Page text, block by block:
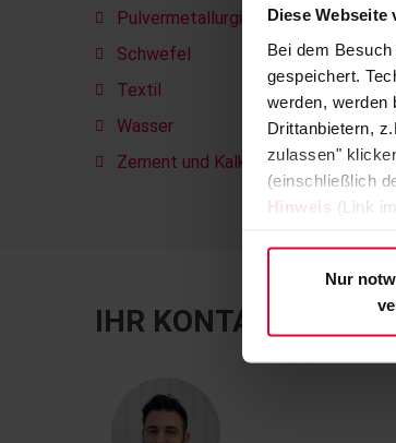
Diese Webseite
Bei dem
gespeichert.
werden, werden
Drittanbietern,
zulassen"
(einschließlich
Hinweis (Link
Nur
Pulvermetallurgie
Schwefel
Textil
Wasser
Zement und Kalk
IHR KONTAKT